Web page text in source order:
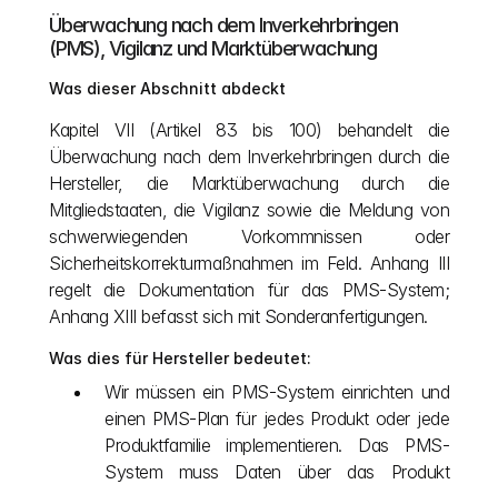
Überwachung nach dem Inverkehrbringen
(PMS), Vigilanz und Marktüberwachung
Was dieser Abschnitt abdeckt
Kapitel VII (Artikel 83 bis 100) behandelt die
Überwachung nach dem Inverkehrbringen durch die
Hersteller, die Marktüberwachung durch die
Mitgliedstaaten, die Vigilanz sowie die Meldung von
schwerwiegenden Vorkommnissen oder
Sicherheitskorrekturmaßnahmen im Feld. Anhang III
regelt die Dokumentation für das PMS-System;
Anhang XIII befasst sich mit Sonderanfertigungen.
Was dies für Hersteller bedeutet:
Wir müssen ein PMS-System einrichten und
einen PMS-Plan für jedes Produkt oder jede
Produktfamilie implementieren. Das PMS-
System muss Daten über das Produkt